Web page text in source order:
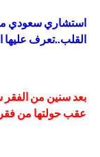
القلب..تعرف عليها
بعد سنين من
عقب حولتها من